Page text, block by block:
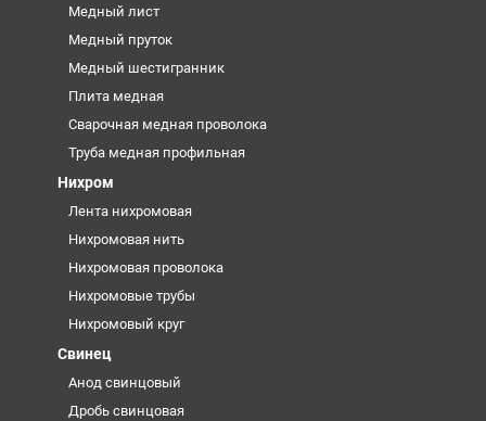
Медный лист
Медный пруток
Медный шестигранник
Плита медная
Сварочная медная проволока
Труба медная профильная
Нихром
Лента нихромовая
Нихромовая нить
Нихромовая проволока
Нихромовые трубы
Нихромовый круг
Свинец
Анод свинцовый
Дробь свинцовая